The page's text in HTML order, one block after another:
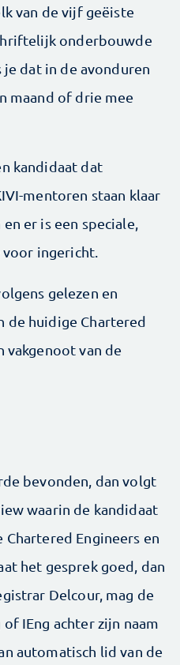
van de vijf geëiste
onderbouwde
je dat in de avonduren
maand of drie mee
kandidaat dat
mentoren staan klaar
er is een speciale,
ingericht.
gelezen en
de huidige Chartered
vakgenoot van de
bevonden, dan volgt
waarin de kandidaat
Engineers en
het gesprek goed, dan
Delcour, mag de
IEng achter zijn naam
automatisch lid van de